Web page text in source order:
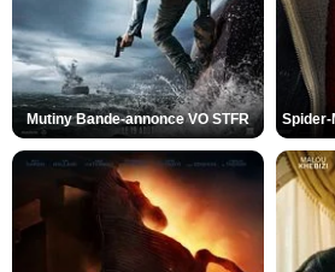
Mutiny Bande-annonce VO STFR